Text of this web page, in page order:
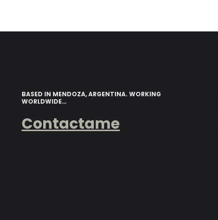
BASED IN MENDOZA, ARGENTINA. WORKING
WORLDWIDE…
Contactame